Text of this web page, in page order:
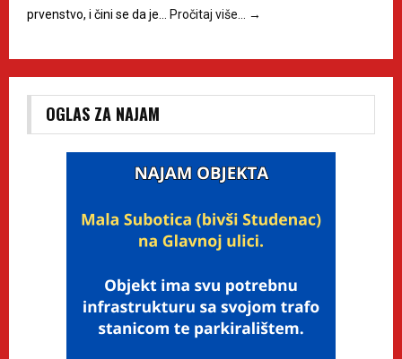
prvenstvo, i čini se da je…
Pročitaj više… →
OGLAS ZA NAJAM